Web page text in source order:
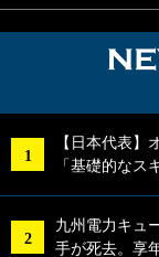
【日本代表】
「基礎的なス
九州電力キュ
手が死去。享